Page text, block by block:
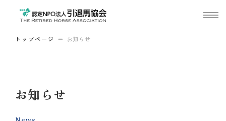
トップページ お知らせ
お知らせ